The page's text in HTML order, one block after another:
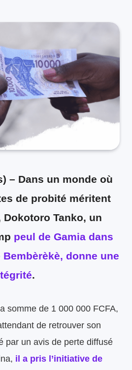
– Dans un monde où
de probité méritent
Dokotoro Tanko, un
peul de Gamia dans
donne une
.
somme de 1 000 000 FCFA,
de retrouver son
par un avis de perte diffusé
il a pris l’initiative de